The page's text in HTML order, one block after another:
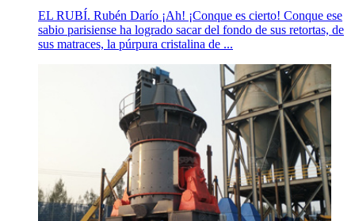
EL RUBÍ. Rubén Darío ¡Ah! ¡Conque es cierto! Conque ese
sabio parisiense ha logrado sacar del fondo de sus retortas, de
sus matraces, la púrpura cristalina de ...